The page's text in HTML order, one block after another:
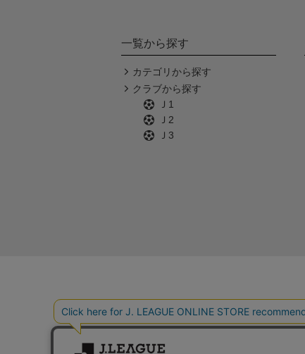
一覧から探す
カテゴリから探す
クラブから探す
Ｊ1
Ｊ2
Ｊ3